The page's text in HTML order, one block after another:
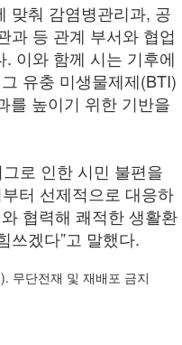
맞춰 감염병관리과, 공
과 등 관계 부서와 협업
이와 함께 시는 기후에
유충 미생물제제(BTI)
를 높이기 위한 기반을
로 인한 시민 불편을
터 선제적으로 대응하
협력해 쾌적한 생활환
쓰겠다”고 말했다.
무단전재 및 재배포 금지